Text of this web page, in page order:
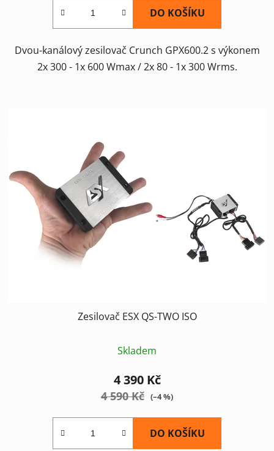
DO KOŠÍKU
Dvou-kanálový zesilovač Crunch GPX600.2 s výkonem
2x 300 - 1x 600 Wmax / 2x 80 - 1x 300 Wrms.
Zesilovač ESX QS-TWO ISO
Skladem
4 390 Kč
4 590 Kč (–4 %)
DO KOŠÍKU